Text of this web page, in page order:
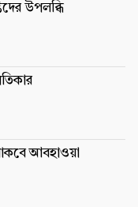
উপলব্ধি
আবহাওয়া